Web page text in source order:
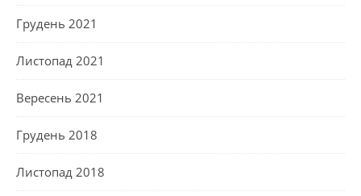
Грудень 2021
Листопад 2021
Вересень 2021
Грудень 2018
Листопад 2018